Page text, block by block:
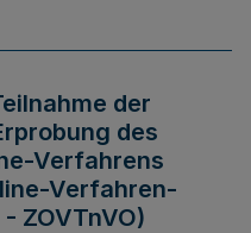
der
des
Verfahrens
Verfahren-
ZOVTnVO)